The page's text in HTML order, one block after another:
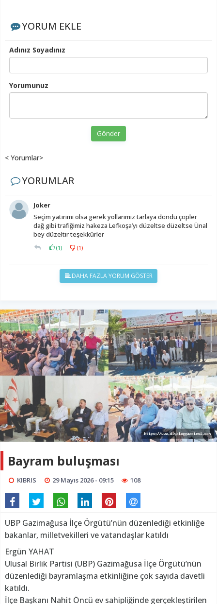
YORUM EKLE
Adınız Soyadınız
Yorumunuz
Gönder
< Yorumlar>
YORUMLAR
Joker
Seçim yatırımı olsa gerek yollarımız tarlaya döndü çöpler
dağ gibi trafiğimiz hakeza Lefkoşa’yı düzeltse düzeltse Ünal
bey düzeltir teşekkürler
(1) (1)
DAHA FAZLA YORUM GÖSTER
Bayram buluşması
KIBRIS 29 Mayıs 2026 - 09:15 108
UBP Gazimağusa İlçe Örgütü’nün düzenlediği etkinliğe
bakanlar, milletvekilleri ve vatandaşlar katıldı
Ergün YAHAT
Ulusal Birlik Partisi (UBP) Gazimağusa İlçe Örgütü’nün
düzenlediği bayramlaşma etkinliğine çok sayıda davetli
katıldı.
İlçe Başkanı Nahit Öncü ev sahipliğinde gerçekleştirilen